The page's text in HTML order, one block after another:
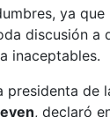
ya que
discusión a
inaceptables.
presidenta de
, declaró